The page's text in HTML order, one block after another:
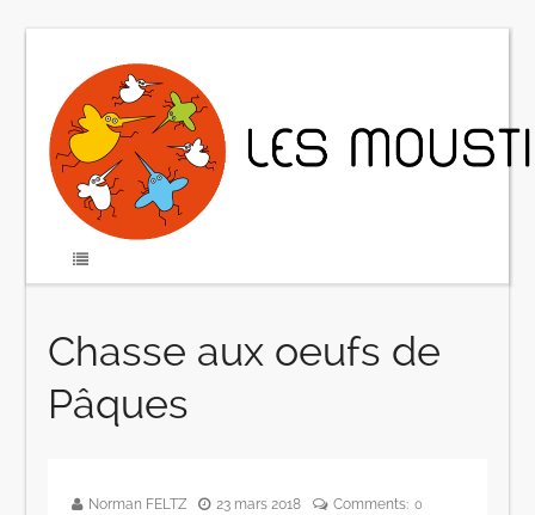
Chasse aux oeufs de
Pâques
Norman FELTZ 23 mars 2018 Comments: 0